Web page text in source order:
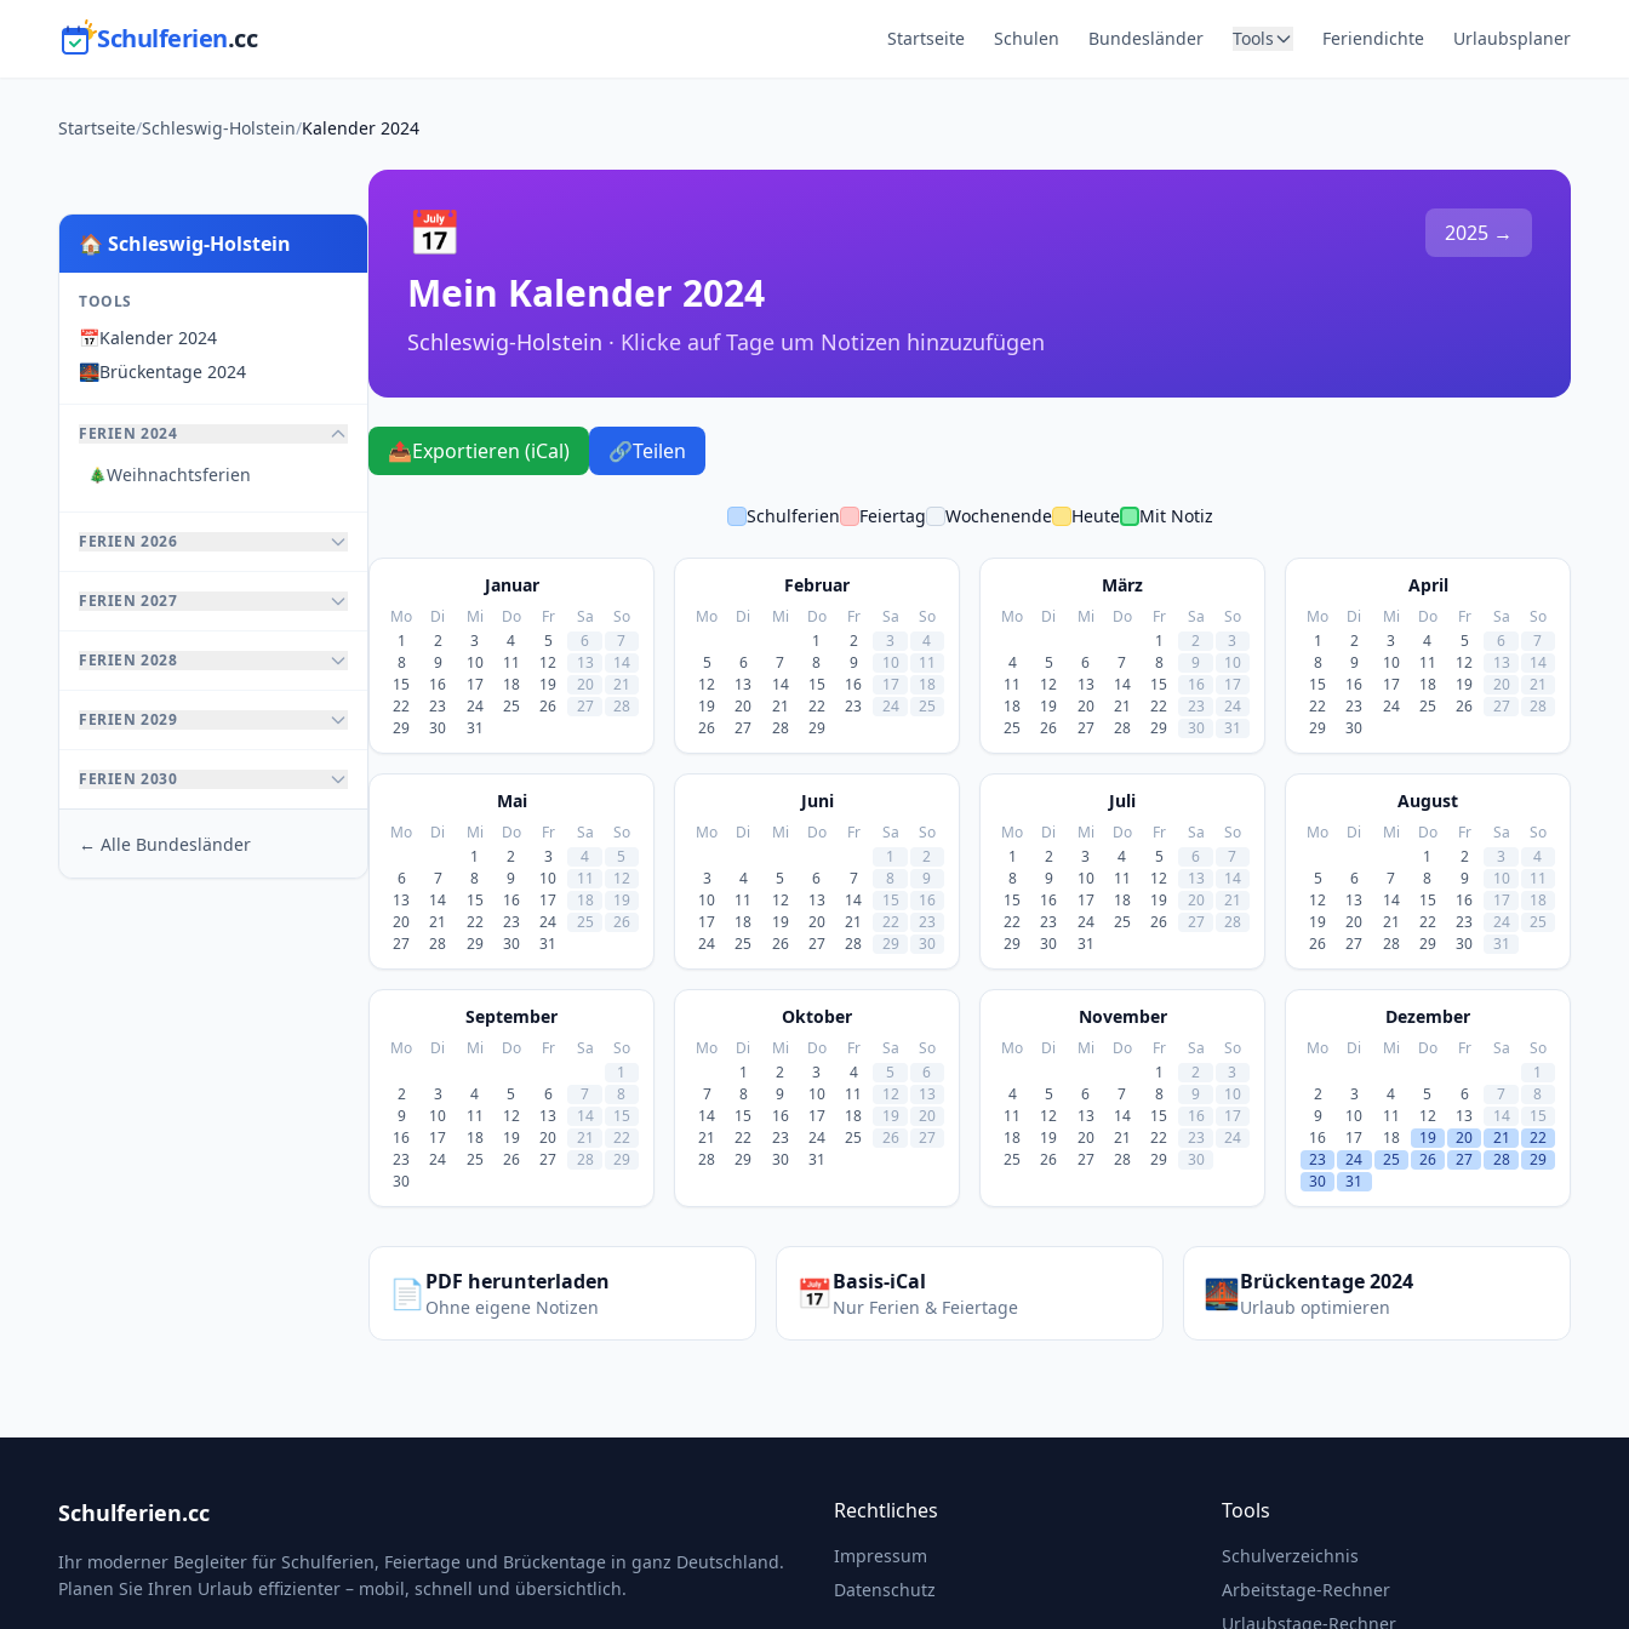
Schulferien.cc Startseite Schulen Bundesländer Tools Feriendichte Urlaubsplaner
Startseite/Schleswig-Holstein/Kalender 2024
🏠 Schleswig-Holstein
TOOLS
📅Kalender 2024
🌉Brückentage 2024
FERIEN 2024
🎄Weihnachtsferien
FERIEN 2026
FERIEN 2027
FERIEN 2028
FERIEN 2029
FERIEN 2030
← Alle Bundesländer
📅
Mein Kalender 2024
Schleswig-Holstein · Klicke auf Tage um Notizen hinzuzufügen
2025 →
📤Exportieren (iCal) 🔗Teilen
Schulferien Feiertag Wochenende Heute Mit Notiz
Januar
Mo Di Mi Do Fr Sa
So
1
2 3 4 5 6
7
8
9 10 11 12 13
14
15
16 17 18 19 20
21
22
23 24 25 26 27
28
29
30 31
Februar
Mo Di Mi Do Fr Sa
So
1
2 3
4
5
6 7 8 9 10
11
12
13 14 15 16 17
18
19
20 21 22 23 24
25
26
27 28 29
März
Mo Di Mi Do Fr Sa
So
1
2
3
4
5 6 7 8 9
10
11
12 13 14 15 16
17
18
19 20 21 22 23
24
25
26 27 28 29 30 31
April
Mo Di Mi Do Fr Sa
So
1
2 3 4 5 6
7
8
9 10 11 12 13
14
15
16 17 18 19 20
21
22
23 24 25 26 27
28
29
30
Mai
Mo Di Mi Do Fr Sa
So
1
2 3 4
5
6
7 8 9 10 11
12
13
14 15 16 17 18
19
20
21 22 23 24 25
26
27
28 29 30 31
Juni
Mo Di Mi Do Fr Sa
So
1
2
3
4 5 6 7 8
9
10
11 12 13 14 15
16
17
18 19 20 21 22
23
24
25 26 27 28 29 30
Juli
Mo Di Mi Do Fr Sa
So
1
2 3 4 5 6
7
8
9 10 11 12 13
14
15
16 17 18 19 20
21
22
23 24 25 26 27
28
29
30 31
August
Mo Di Mi Do Fr Sa
So
1
2 3
4
5
6 7 8 9 10
11
12
13 14 15 16 17
18
19
20 21 22 23 24
25
26
27 28 29 30 31
September
Mo Di Mi Do Fr Sa
So
1
2
3 4 5 6 7
8
9
10 11 12 13 14
15
16
17 18 19 20 21
22
23
24 25 26 27 28
29
30
Oktober
Mo Di Mi Do Fr Sa
So
1
2 3 4 5
6
7
8 9 10 11 12
13
14
15 16 17 18 19
20
21
22 23 24 25 26
27
28
29 30 31
November
Mo Di Mi Do Fr Sa
So
1
2
3
4
5 6 7 8 9
10
11
12 13 14 15 16
17
18
19 20 21 22 23
24
25
26 27 28 29 30
Dezember
Mo Di Mi Do Fr Sa
So
1
2
3 4 5 6 7
8
9
10 11 12 13 14
15
16
17 18 19 20 21
22
23
24 25 26 27 28
29
30
31
📄PDF herunterladen
Ohne eigene Notizen 📅Basis-iCal
Nur Ferien & Feiertage 🌉Brückentage 2024
Urlaub optimieren
Schulferien.cc
Ihr moderner Begleiter für Schulferien, Feiertage und Brückentage in ganz Deutschland.
Planen Sie Ihren Urlaub effizienter – mobil, schnell und übersichtlich.
Rechtliches
Impressum
Datenschutz
Tools
Schulverzeichnis
Arbeitstage-Rechner
Urlaubstage-Rechner